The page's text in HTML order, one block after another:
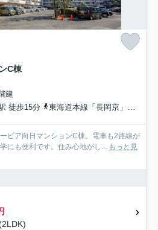
C棟
建
徒歩15分
東海道本線「長岡京」駅 徒歩18分
ピア向日マンションC棟。電車も2路線が
にも便利です。住み心地がし...
もっと見